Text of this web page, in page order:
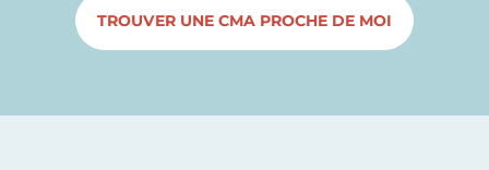
TROUVER UNE CMA PROCHE DE MOI